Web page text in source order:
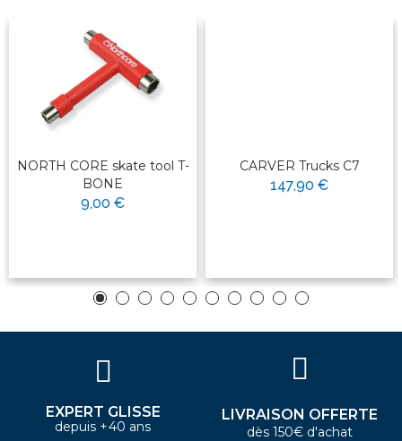
NORTH CORE skate tool T-
BONE
9,00 €
CARVER Trucks C7
147,90 €
EXPERT GLISSE
depuis +40 ans
LIVRAISON OFFERTE
dès 150€ d'achat